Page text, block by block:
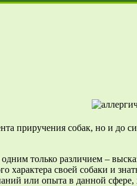
приручения собак, но и
только различием –
характера своей собаки и
или опыта в данной